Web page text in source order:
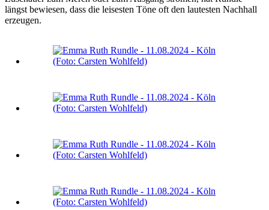
längst bewiesen, dass die leisesten Töne oft den lautesten Nachhall
erzeugen.